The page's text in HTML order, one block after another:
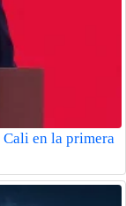
en la primera